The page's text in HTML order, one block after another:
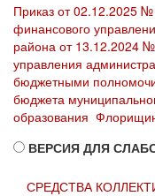
Приказ от 02.12.2025
финансового
района от 13.12.2024
управления
бюджетными
бюджета
образования
ВЕРСИЯ ДЛЯ
СРЕДСТВА